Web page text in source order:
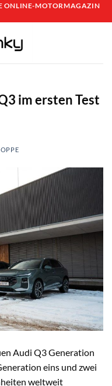
ONLINE-MOTORMAGAZIN
im ersten Test
Audi Q3 Generation
eins und zwei
weltweit